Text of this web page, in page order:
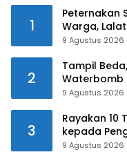
1
Peternakan
Warga,
9 Agustus 2026
2
Tampil
Waterbomb
9 Agustus 2026
3
Rayakan 10
kepada
9 Agustus 2026